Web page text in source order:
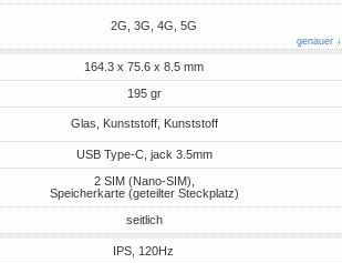
2G, 3G, 4G, 5G
genauer ↓
164.3 x 75.6 x 8.5 mm
195 gr
Glas, Kunststoff, Kunststoff
USB Type-C, jack 3.5mm
2 SIM (Nano-SIM),
Speicherkarte (geteilter Steckplatz)
seitlich
IPS, 120Hz